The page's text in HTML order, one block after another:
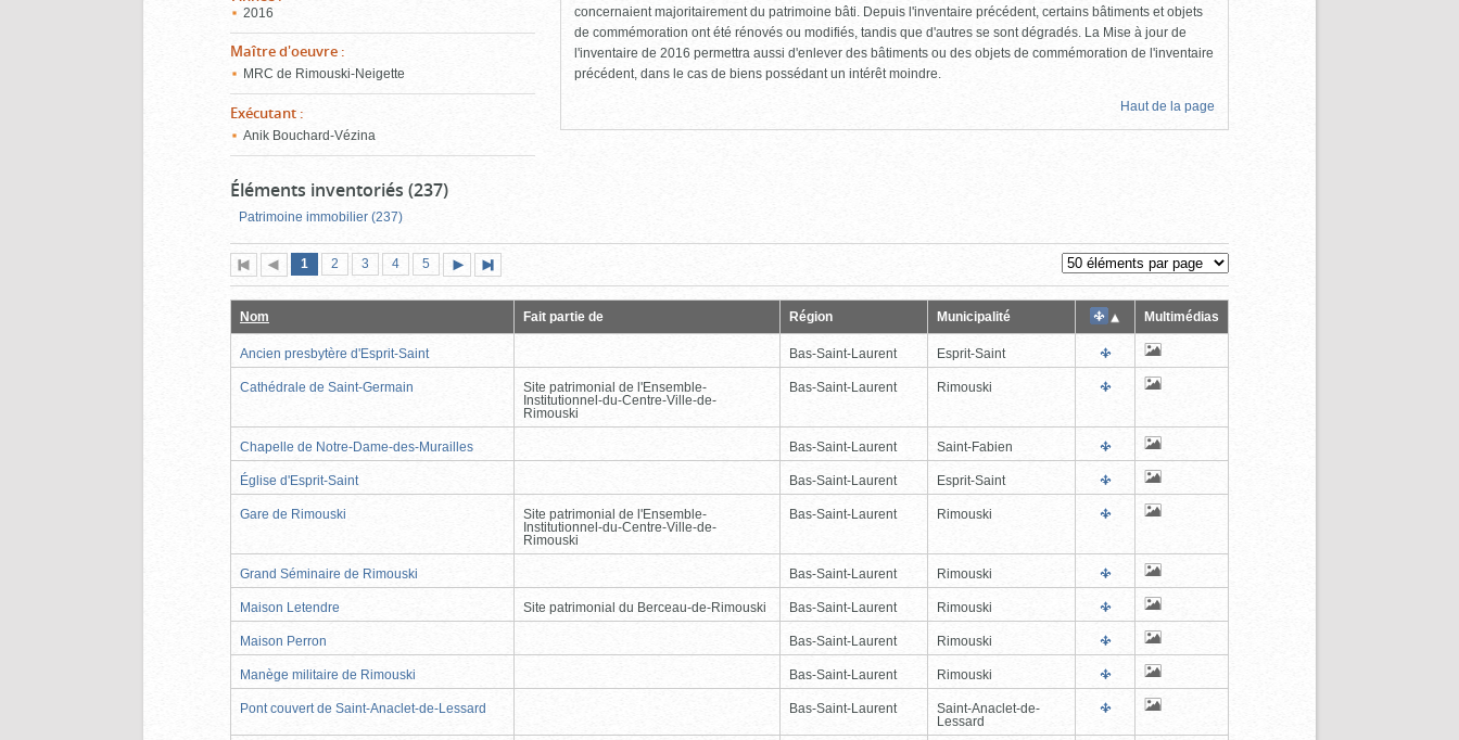
2016
Maître d'oeuvre :
MRC de Rimouski-Neigette
Exécutant :
Anik Bouchard-Vézina
concernaient majoritairement du patrimoine bâti. Depuis l'inventaire précédent, certains bâtiments et objets
de commémoration ont été rénovés ou modifiés, tandis que d'autres se sont dégradés. La Mise à jour de
l'inventaire de 2016 permettra aussi d'enlever des bâtiments ou des objets de commémoration de l'inventaire
précédent, dans le cas de biens possédant un intérêt moindre.
Haut de la page
Éléments inventoriés (237)
Patrimoine immobilier (237)
Première
page
Page
précédente
Page
1 (page
actuelle)
Page
2 Page
3 Page
4 Page
5
suivante
page
Nom Fait partie de Région Municipalité Multimédias
Ancien presbytère d'Esprit-Saint Bas-Saint-Laurent Esprit-Saint
Cathédrale de Saint-Germain
Site patrimonial de l'Ensemble-
Institutionnel-du-Centre-Ville-de-
Rimouski
Bas-Saint-Laurent Rimouski
Chapelle de Notre-Dame-des-Murailles Bas-Saint-Laurent Saint-Fabien
Église d'Esprit-Saint Bas-Saint-Laurent Esprit-Saint
Gare de Rimouski
Site patrimonial de l'Ensemble-
Institutionnel-du-Centre-Ville-de-
Rimouski
Bas-Saint-Laurent Rimouski
Grand Séminaire de Rimouski Bas-Saint-Laurent Rimouski
Maison Letendre Site patrimonial du Berceau-de-Rimouski Bas-Saint-Laurent Rimouski
Maison Perron Bas-Saint-Laurent Rimouski
Manège militaire de Rimouski Bas-Saint-Laurent Rimouski
Pont couvert de Saint-Anaclet-de-Lessard Bas-Saint-Laurent
Saint-Anaclet-de-
Lessard